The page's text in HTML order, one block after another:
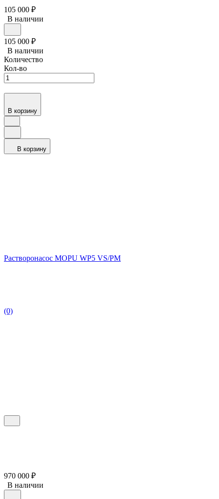
105 000 ₽
В наличии
105 000 ₽
В наличии
Количество
Кол-во
В корзину
В корзину
Растворонасос MOPU WP5 VS/PM
(0)
970 000 ₽
В наличии